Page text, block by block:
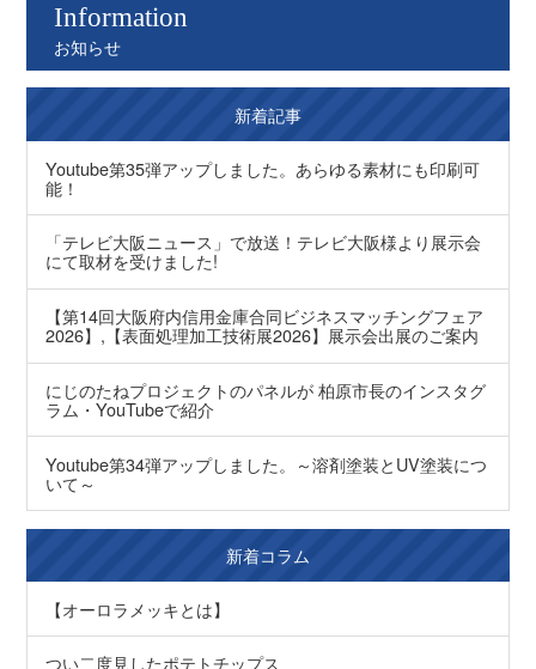
Information
お知らせ
新着記事
Youtube第35弾アップしました。あらゆる素材にも印刷可
能！
「テレビ大阪ニュース」で放送！テレビ大阪様より展示会
にて取材を受けました!
【第14回大阪府内信用金庫合同ビジネスマッチングフェア
2026】,【表面処理加工技術展2026】展示会出展のご案内
にじのたねプロジェクトのパネルが 柏原市長のインスタグ
ラム・YouTubeで紹介
Youtube第34弾アップしました。～溶剤塗装とUV塗装につ
いて～
新着コラム
【オーロラメッキとは】
つい二度見したポテトチップス